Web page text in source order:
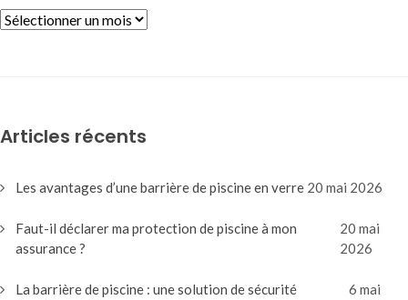
ARCHIVES
Articles récents
Les avantages d’une barrière de piscine en verre 20 mai 2026
Faut-il déclarer ma protection de piscine à mon
assurance ?
20 mai
2026
La barrière de piscine : une solution de sécurité
6 mai